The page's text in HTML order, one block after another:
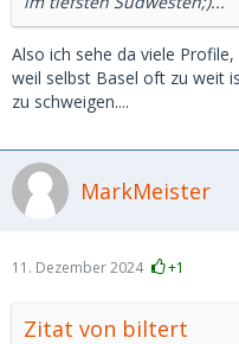
Also ich sehe da viele
weil selbst Basel oft zu weit
zu schweigen....
MarkMeister
11. Dezember 2024 +1
Zitat von biltert